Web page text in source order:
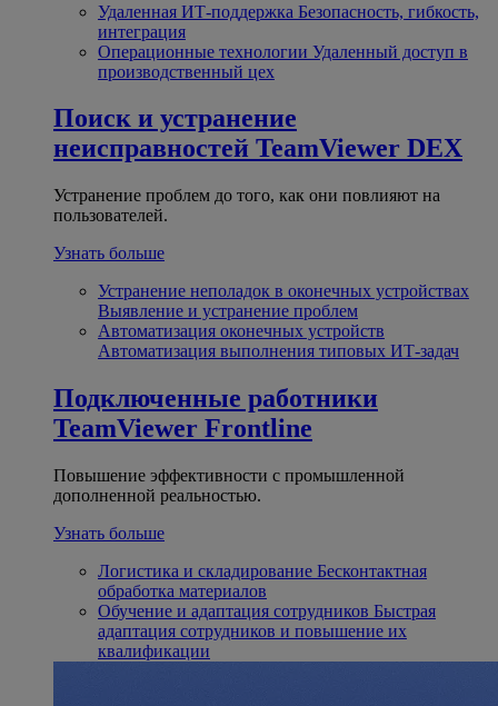
Удаленная ИТ-поддержка Безопасность, гибкость,
интеграция
Операционные технологии Удаленный доступ в
производственный цех
Поиск и устранение
неисправностей TeamViewer DEX
Устранение проблем до того, как они повлияют на
пользователей.
Узнать больше
Устранение неполадок в оконечных устройствах
Выявление и устранение проблем
Автоматизация оконечных устройств
Автоматизация выполнения типовых ИТ-задач
Подключенные работники
TeamViewer Frontline
Повышение эффективности с промышленной
дополненной реальностью.
Узнать больше
Логистика и складирование Бесконтактная
обработка материалов
Обучение и адаптация сотрудников Быстрая
адаптация сотрудников и повышение их
квалификации